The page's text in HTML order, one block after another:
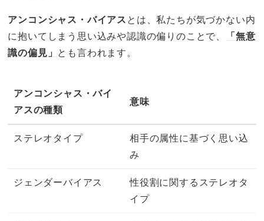
アンコンシャス・バイアス とは、私たちが気づかない内
に抱いてしまう思い込みや認識の偏りのことで、
「無意
識の偏見」 とも言われます。
アンコンシャス・バイ
アスの種類
意味
ステレオタイプ
相手の属性に基づく思い込
み
ジェンダーバイアス
性役割に関するステレオタ
イプ